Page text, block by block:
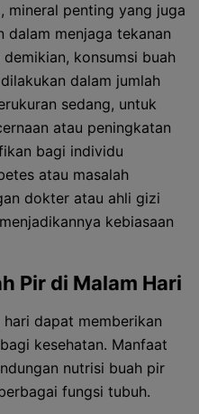
mineral penting yang juga
menjaga tekanan
konsumsi buah
dalam jumlah
sedang, untuk
atau peningkatan
bagi individu
atau masalah
dokter atau ahli gizi
kebiasaan
Pir di Malam Hari
dapat memberikan
kesehatan. Manfaat
nutrisi buah pir
fungsi tubuh.